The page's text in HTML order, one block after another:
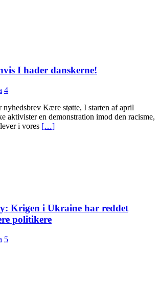
I hader danskerne!
4
Kære støtte, I starten af april
aktivister en demonstration imod den racisme,
i vores […]
Krigen i Ukraine har reddet
politikere
5